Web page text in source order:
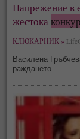
Напрежение в
жестока
КЛЮКАРНИК »
Василена
раждането